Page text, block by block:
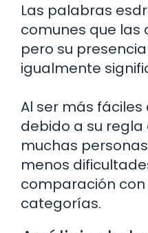
Las palabras
comunes que las
pero su
igualmente
Al ser más
debido a su
muchas
menos
comparación
categorías.